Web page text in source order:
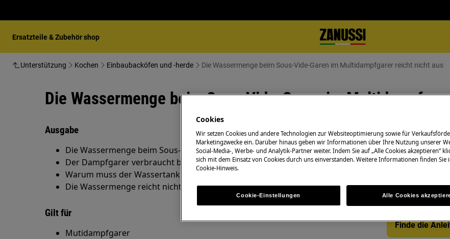
Ersatzteile & Zubehör shop
Unterstützung Kochen Einbaubacköfen und -herde Die Wassermenge beim Sous-Vide-Garen im Multidampfgarer reicht nicht aus
Die Wassermenge beim Sous-Vide-Garen im
Ausgabe
Die Wassermenge beim Sous-Vide-Garen im Multidampfgarer reicht nicht aus
Der Dampfgarer verbraucht beim Sous-Vide-Garen zu viel Wasser
Warum muss der Wassertank beim Sous-Vide-Garen nachgefüllt werden?
Die Wassermenge reicht nicht aus
Gilt für
Mutidampfgarer
Lösen Sie
Ihrem Produkt.
Finde die
Cookies
Wir setzen Cookies und andere Technologien zur Websiteoptimierung sowie für
Marketingzwecke ein. Darüber hinaus geben wir Informationen über Ihre Nutzung unserer
Social-Media-, Werbe- und Analytik-Partner weiter. Indem Sie auf „Alle Cookies akzeptieren“
sich mit dem Einsatz von Cookies durch uns einverstanden. Weitere Informationen finden Sie
Cookie-Hinweis.
Cookie-Einstellungen Alle Cookies